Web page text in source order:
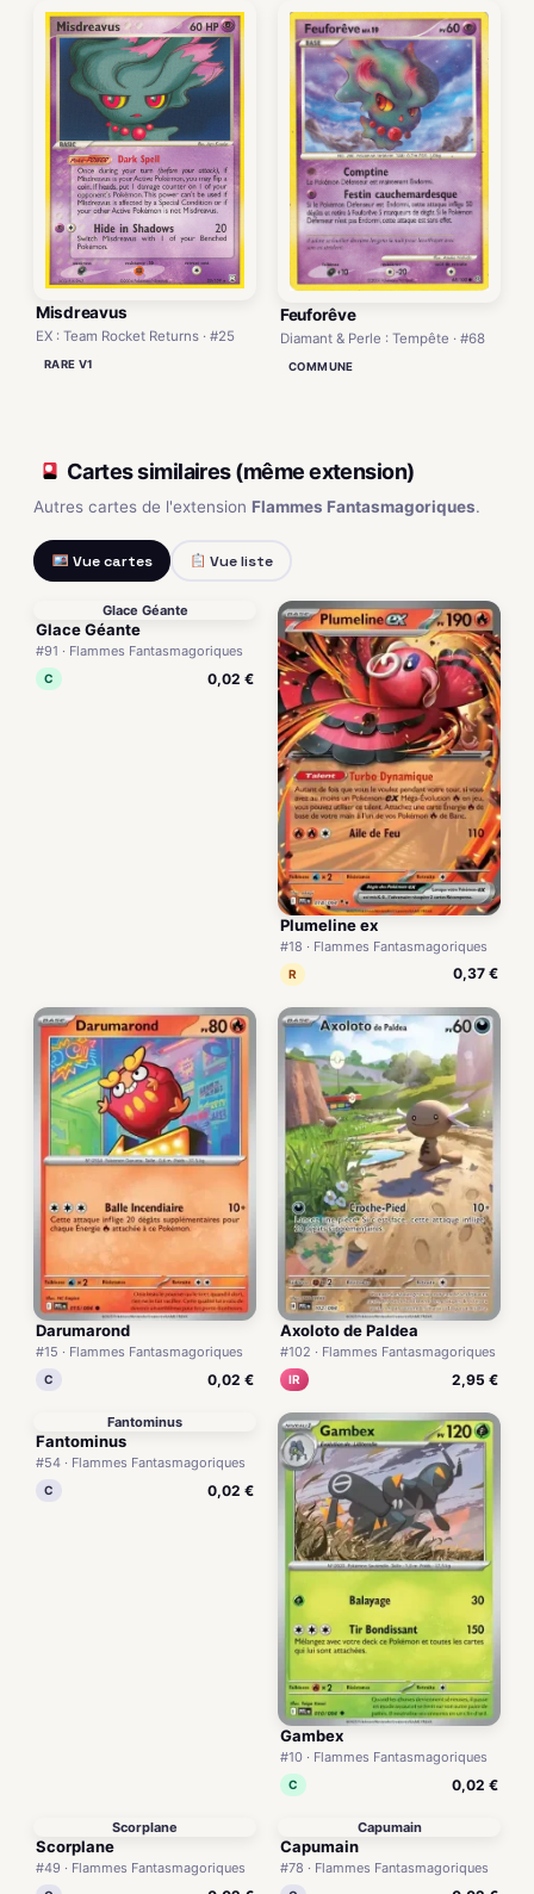
Misdreavus
EX : Team Rocket Returns · #25
RARE V1
Feuforêve
Diamant & Perle : Tempête · #68
COMMUNE
Cartes similaires (même extension)
Autres cartes de l'extension Flammes Fantasmagoriques.
Vue cartes Vue liste
Glace Géante
Glace Géante
#91 · Flammes Fantasmagoriques
C 0,02 €
Plumeline ex
#18 · Flammes Fantasmagoriques
R 0,37 €
Darumarond
#15 · Flammes Fantasmagoriques
C 0,02 €
Axoloto de Paldea
#102 · Flammes Fantasmagoriques
IR 2,95 €
Fantominus
Fantominus
#54 · Flammes Fantasmagoriques
C 0,02 €
Gambex
#10 · Flammes Fantasmagoriques
C 0,02 €
Scorplane
Scorplane
#49 · Flammes Fantasmagoriques
Capumain
Capumain
#78 · Flammes Fantasmagoriques